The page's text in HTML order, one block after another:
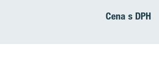
Cena s DPH